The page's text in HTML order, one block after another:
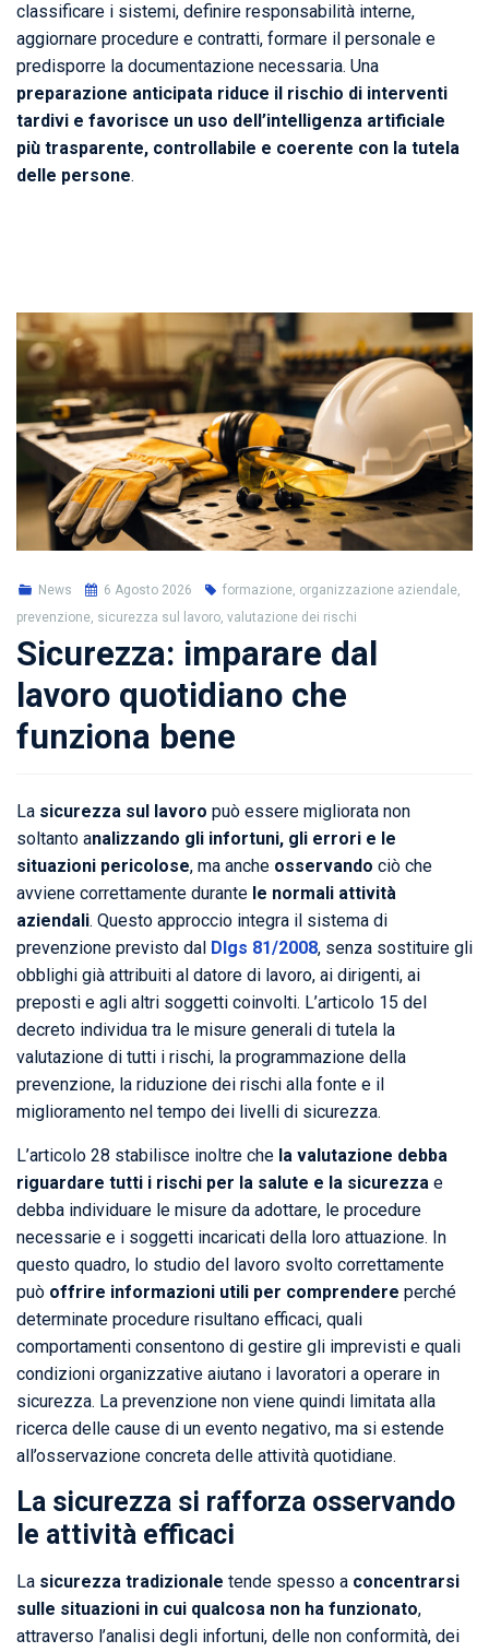
classificare i sistemi, definire responsabilità interne,
aggiornare procedure e contratti, formare il personale e
predisporre la documentazione necessaria. Una
preparazione anticipata riduce il rischio di interventi
tardivi e favorisce un uso dell’intelligenza artificiale
più trasparente, controllabile e coerente con la tutela
delle persone.
News 6 Agosto 2026
formazione, organizzazione aziendale,
prevenzione, sicurezza sul lavoro, valutazione dei rischi
Sicurezza: imparare dal
lavoro quotidiano che
funziona bene
La sicurezza sul lavoro può essere migliorata non
soltanto analizzando gli infortuni, gli errori e le
situazioni pericolose, ma anche osservando ciò che
avviene correttamente durante le normali attività
aziendali. Questo approccio integra il sistema di
prevenzione previsto dal Dlgs 81/2008, senza sostituire gli
obblighi già attribuiti al datore di lavoro, ai dirigenti, ai
preposti e agli altri soggetti coinvolti. L’articolo 15 del
decreto individua tra le misure generali di tutela la
valutazione di tutti i rischi, la programmazione della
prevenzione, la riduzione dei rischi alla fonte e il
miglioramento nel tempo dei livelli di sicurezza.
L’articolo 28 stabilisce inoltre che la valutazione debba
riguardare tutti i rischi per la salute e la sicurezza e
debba individuare le misure da adottare, le procedure
necessarie e i soggetti incaricati della loro attuazione. In
questo quadro, lo studio del lavoro svolto correttamente
può offrire informazioni utili per comprendere perché
determinate procedure risultano efficaci, quali
comportamenti consentono di gestire gli imprevisti e quali
condizioni organizzative aiutano i lavoratori a operare in
sicurezza. La prevenzione non viene quindi limitata alla
ricerca delle cause di un evento negativo, ma si estende
all’osservazione concreta delle attività quotidiane.
La sicurezza si rafforza osservando
le attività efficaci
La sicurezza tradizionale tende spesso a concentrarsi
sulle situazioni in cui qualcosa non ha funzionato,
attraverso l’analisi degli infortuni, delle non conformità, dei